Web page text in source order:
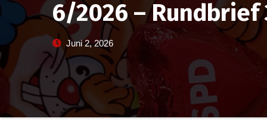
6/2026 – Rundbrief
Juni 2, 2026